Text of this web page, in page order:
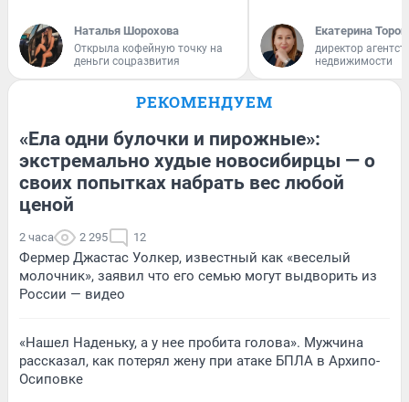
Наталья Шорохова
Открыла кофейную точку на
деньги соцразвития
Екатерина
директор
недвижимости
РЕКОМЕНДУЕМ
«Ела одни булочки и пирожные»:
экстремально худые новосибирцы — о
своих попытках набрать вес любой
ценой
2 часа 2 295 12
Фермер Джастас Уолкер, известный как «веселый
молочник», заявил что его семью могут выдворить из
России — видео
«Нашел Наденьку, а у нее пробита голова». Мужчина
рассказал, как потерял жену при атаке БПЛА в Архипо-
Осиповке